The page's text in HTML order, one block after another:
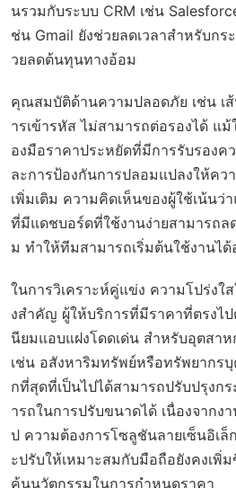
นรวมกับระบบ CRM เช่น
ช่น Gmail ยังช่วยลดเวลาสำหรับกร
วยลดต้นทุนทางอ้อม
คุณสมบัติด้านความปลอดภัย เช่น เ
ารเข้ารหัส ไม่สามารถต่อรองได้ แ
องมือราคาประหยัดที่มีการรับรองค
ละการป้องกันการปลอมแปลงให้คว
เพิ่มเติม ความคิดเห็นของผู้ใช้เน้นว่
ที่มีแดชบอร์ดที่ใช้งานง่ายสามารถล
ม ทำให้ทีมสามารถเริ่มต้นใช้งานได้
ในการวิเคราะห์คู่แข่ง ความโปร่งใ
งสำคัญ ผู้ให้บริการที่มีราคาที่ตรงไ
นียมแอบแฝงโดดเด่น สำหรับอุตสา
เช่น อสังหาริมทรัพย์หรือทรัพยากร
กที่สุดที่เป็นไปได้สามารถปรับปรุงก
ารถในการปรับขนาดได้ เนื่องจากง
ป ความต้องการโซลูชันลายเซ็นอิเ
ะปรับให้เหมาะสมกับมือถือยังคงเพิ่
ค้นนวัตกรรมในการกำหนดราคา